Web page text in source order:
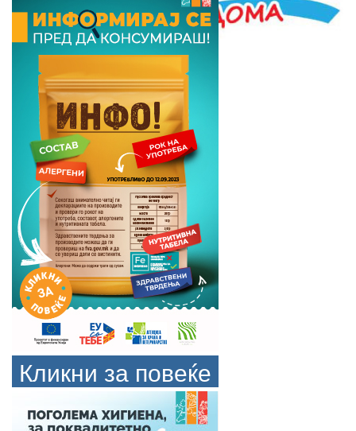
Кликни за повеќе